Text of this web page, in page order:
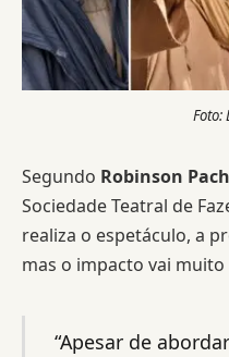
Foto:
Segundo Robinson
Sociedade Teatral de
realiza o espetáculo, a
mas o impacto vai muito
“Apesar de